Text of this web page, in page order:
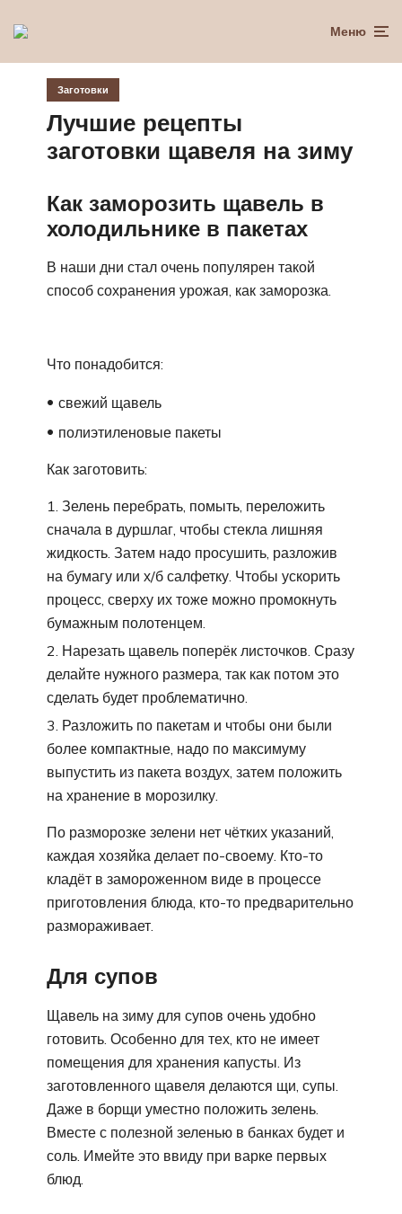
Меню
Заготовки
Лучшие рецепты
заготовки щавеля на зиму
Как заморозить щавель в
холодильнике в пакетах
В наши дни стал очень популярен такой
способ сохранения урожая, как заморозка.
Что понадобится:
свежий щавель
полиэтиленовые пакеты
Как заготовить:
Зелень перебрать, помыть, переложить
сначала в дуршлаг, чтобы стекла лишняя
жидкость. Затем надо просушить, разложив
на бумагу или х/б салфетку. Чтобы ускорить
процесс, сверху их тоже можно промокнуть
бумажным полотенцем.
Нарезать щавель поперёк листочков. Сразу
делайте нужного размера, так как потом это
сделать будет проблематично.
Разложить по пакетам и чтобы они были
более компактные, надо по максимуму
выпустить из пакета воздух, затем положить
на хранение в морозилку.
По разморозке зелени нет чётких указаний,
каждая хозяйка делает по-своему. Кто-то
кладёт в замороженном виде в процессе
приготовления блюда, кто-то предварительно
размораживает.
Для супов
Щавель на зиму для супов очень удобно
готовить. Особенно для тех, кто не имеет
помещения для хранения капусты. Из
заготовленного щавеля делаются щи, супы.
Даже в борщи уместно положить зелень.
Вместе с полезной зеленью в банках будет и
соль. Имейте это ввиду при варке первых
блюд.